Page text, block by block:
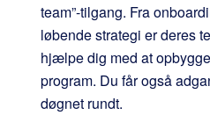
team”-tilgang. Fra
løbende strategi er deres
hjælpe dig med at
program. Du får også
døgnet rundt.